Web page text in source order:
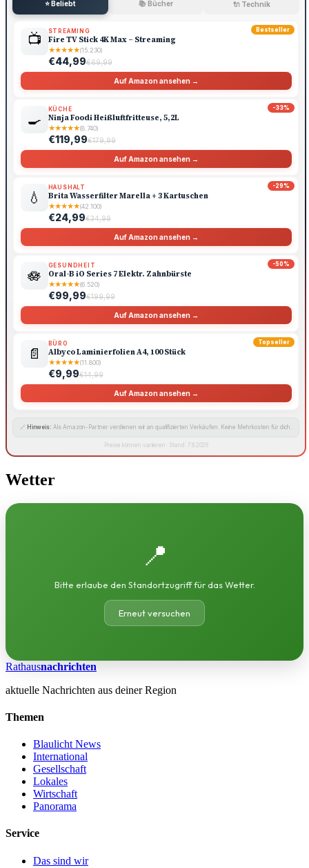
⭐ Beliebt 📚 Bücher 🔌 Technik
Bestseller
📺 STREAMING
Fire TV Stick 4K Max – Streaming
★★★★★(15.230)
€44,99€69,99
Auf Amazon ansehen →
-33%
🍳
KÜCHE
Ninja Foodi Heißluftfritteuse, 5,2L
★★★★★(8.740)
€119,99€179,99
Auf Amazon ansehen →
-29%
💧
HAUSHALT
Brita Wasserfilter Marella + 3 Kartuschen
★★★★★(42.100)
€24,99€34,99
Auf Amazon ansehen →
-50%
🪷
GESUNDHEIT
Oral-B iO Series 7 Elektr. Zahnbürste
★★★★★(6.520)
€99,99€199,99
Auf Amazon ansehen →
Topseller
📄
BÜRO
Albyco Laminierfolien A4, 100 Stück
★★★★★(11.800)
€9,99€14,99
Auf Amazon ansehen →
🔗 Hinweis: Als Amazon-Partner verdienen wir an qualifizierten Verkäufen. Keine Mehrkosten für dich.
Preise können variieren · Stand: 7.8.2026
Wetter
📍
Bitte erlaube den Standortzugriff für das Wetter.
Erneut versuchen
Rathausnachrichten
aktuelle Nachrichten aus deiner Region
Themen
Blaulicht News
International
Gesellschaft
Lokales
Wirtschaft
Panorama
Service
Das sind wir